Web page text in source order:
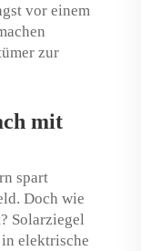
vor einem
zur
mit
spart
Doch wie
Solarziegel
elektrische